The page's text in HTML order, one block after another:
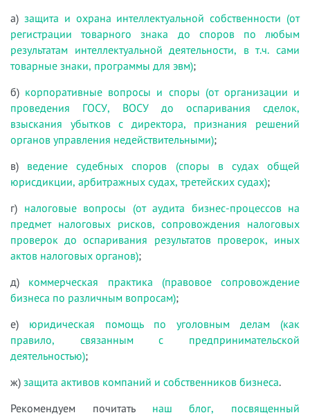
а) защита и охрана интеллектуальной собственности (от
регистрации товарного знака до споров по любым
результатам интеллектуальной деятельности, в т.ч. сами
товарные знаки, программы для эвм);
б) корпоративные вопросы и споры (от организации и
проведения ГОСУ, ВОСУ до оспаривания сделок,
взыскания убытков с директора, признания решений
органов управления недействительными);
в) ведение судебных споров (споры в судах общей
юрисдикции, арбитражных судах, третейских судах);
г) налоговые вопросы (от аудита бизнес-процессов на
предмет налоговых рисков, сопровождения налоговых
проверок до оспаривания результатов проверок, иных
актов налоговых органов);
д) коммерческая практика (правовое сопровождение
бизнеса по различным вопросам);
е) юридическая помощь по уголовным делам (как
правило, связанным с предпринимательской
деятельностью);
ж) защита активов компаний и собственников бизнеса.
Рекомендуем почитать наш блог, посвященный